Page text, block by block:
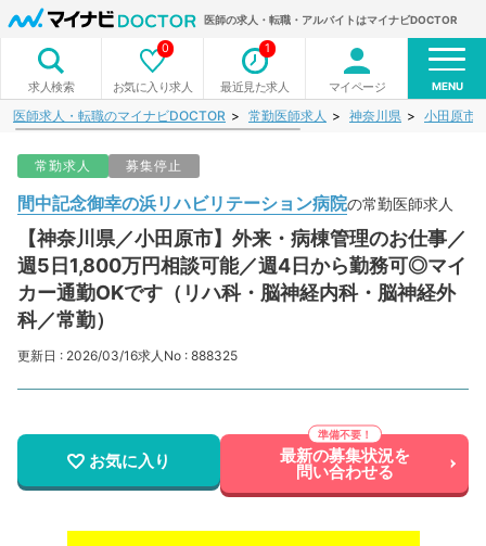
医師の求人・転職・アルバイトはマイナビDOCTOR
求人検索 お気に入り求人
0
最近見た求人
1
マイページ MENU
医師求人・転職のマイナビDOCTOR 常勤医師求人 神奈川県 小田原市
常勤求人 募集停止
間中記念御幸の浜リハビリテーション病院の常勤医師求人
【神奈川県／小田原市】外来・病棟管理のお仕事／
週5日1,800万円相談可能／週4日から勤務可◎マイ
カー通勤OKです（リハ科・脳神経内科・脳神経外
科／常勤）
更新日 : 2026/03/16求人No : 888325
お気に入り 最新の募集状況を
問い合わせる